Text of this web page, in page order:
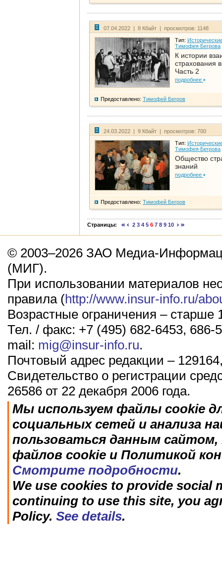
07.04.2022 | 8 Кбайт | просмотров: 1148
Тип:
Тимофея Бегрова
К истории
страхования
Часть 2
подробнее
Предоставлено: Тимофей Бегров
24.03.2022 | 9 Кбайт | просмотров: 700
Тип:
Тимофея Бегрова
Общество
знаний
подробнее
Предоставлено: Тимофей Бегров
Страницы: 2 3 4 5 6 7 8 9 10
© 2003–2026 ЗАО Медиа-
(МИГ).
При использовании материалов
правила (http://www.insur-info.ru/
Возрастные ограничения – старше
Тел. / факс: +7 (495) 682-6453, 686-
mail: mig@insur-info.ru.
Почтовый адрес редакции –
Свидетельство о регистрации
26586 от 22 декабря 2006 года.
Мы используем файлы cookie
социальных сетей и анализа
пользоваться данным
файлов cookie и Политикой
Смотрите подробности.
We use cookies to provide social
continuing to use this site, you
Policy. See details.